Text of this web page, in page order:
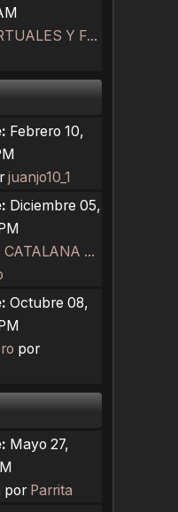
Y F...
Febrero 10,
juanjo10_1
Diciembre 05,
...
Octubre 08,
por
Mayo 27,
por Parrita